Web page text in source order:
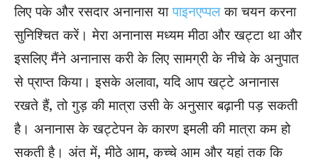
लिए पके और रसदार अनानास यापाइनएप्पलका चयन करना
सुनिश्चित करें। मेरा अनानास मध्यम मीठा और खट्टा था और
इसलिए मैंने अनानास करी के लिए सामग्री के नीचे के अनुपात
से प्राप्त किया। इसके अलावा, यदि आप खट्टे अनानास
रखते हैं, तो गुड़ की मात्रा उसी के अनुसार बढ़ानी पड़ सकती
है। अनानास के खट्टेपन के कारण इमली की मात्रा कम हो
सकती है। अंत में, मीठे आम, कच्चे आम और यहां तक ​​कि